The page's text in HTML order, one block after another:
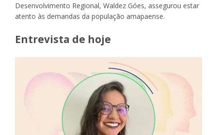
Desenvolvimento Regional, Waldez Góes, assegurou estar
atento às demandas da população amapaense.
Entrevista de hoje